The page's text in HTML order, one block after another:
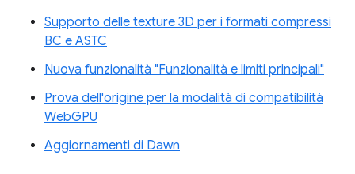
Supporto delle texture 3D per i formati compressi
BC e ASTC
Nuova funzionalità "Funzionalità e limiti principali"
Prova dell'origine per la modalità di compatibilità
WebGPU
Aggiornamenti di Dawn